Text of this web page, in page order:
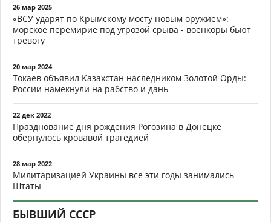
26 мар 2025
«ВСУ ударят по Крымскому мосту новым оружием»:
морское перемирие под угрозой срыва - военкоры бьют
тревогу
20 мар 2024
Токаев объявил Казахстан наследником Золотой Орды:
России намекнули на рабство и дань
22 дек 2022
Празднование дня рождения Рогозина в Донецке
обернулось кровавой трагедией
28 мар 2022
Милитаризацией Украины все эти годы занимались
Штаты
БЫВШИЙ СССР